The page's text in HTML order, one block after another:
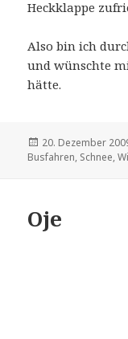
Heckklappe
Also bin ich
und wünschte
hätte.
Veröffentlicht
am
20. Dezember
Busfahren, Schnee,
Oje